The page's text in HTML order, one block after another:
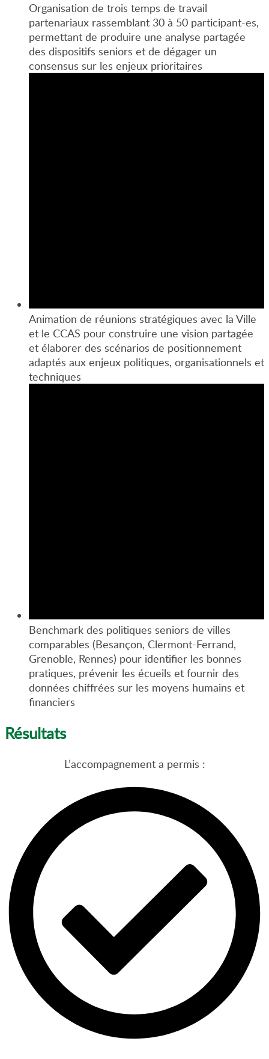
Organisation de trois temps de travail
partenariaux rassemblant 30 à 50 participant-es,
permettant de produire une analyse partagée
des dispositifs seniors et de dégager un
consensus sur les enjeux prioritaires
Animation de réunions stratégiques avec la Ville
et le CCAS pour construire une vision partagée
et élaborer des scénarios de positionnement
adaptés aux enjeux politiques, organisationnels et
techniques
Benchmark des politiques seniors de villes
comparables (Besançon, Clermont-Ferrand,
Grenoble, Rennes) pour identifier les bonnes
pratiques, prévenir les écueils et fournir des
données chiffrées sur les moyens humains et
financiers
Résultats
L’accompagnement a permis :